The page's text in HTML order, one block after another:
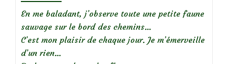
En me baladant, j’observe toute une petite faune
sauvage sur le bord des chemins…
C’est mon plaisir de chaque jour. Je m’émerveille
d’un rien…